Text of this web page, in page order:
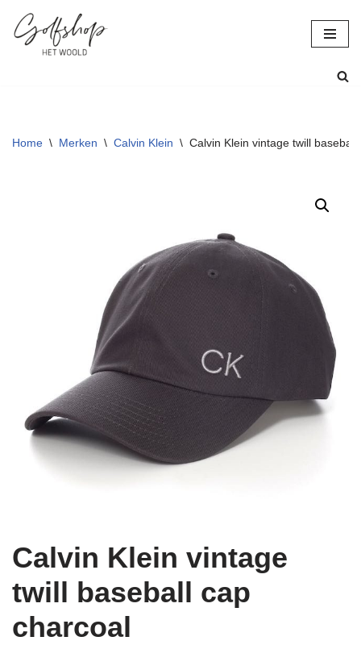
Ga
Home \ Merken \ Calvin Klein \ Calvin Klein vintage twill
Calvin Klein vintage
twill baseball cap
charcoal